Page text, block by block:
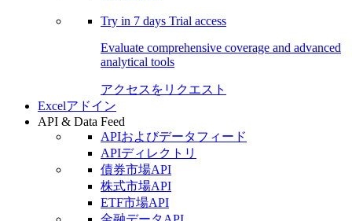
Try in 7 days Trial access
Evaluate comprehensive coverage and advanced
analytical tools
アクセスをリクエスト
Excelアドイン
API & Data Feed
APIおよびデータフィード
APIディレクトリ
債券市場API
株式市場API
ETF市場API